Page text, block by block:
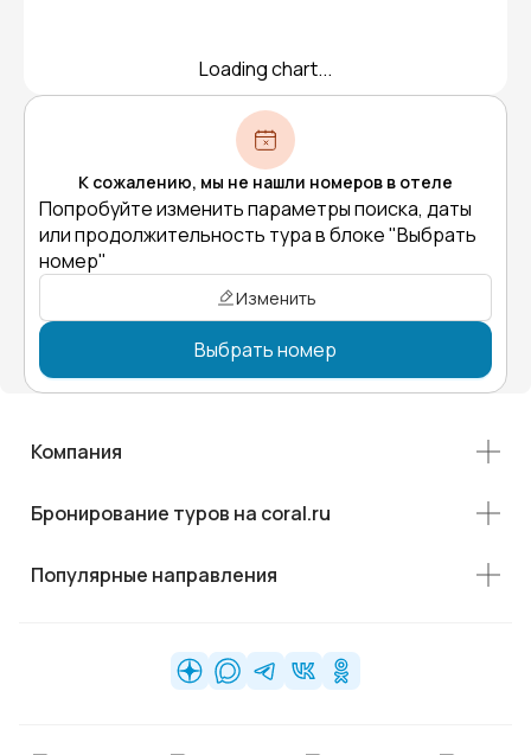
Loading chart...
К сожалению, мы не нашли номеров в отеле
Попробуйте изменить параметры поиска, даты
или продолжительность тура в блоке "Выбрать
номер"
Изменить
Выбрать номер
Компания
Бронирование туров на coral.ru
Популярные направления